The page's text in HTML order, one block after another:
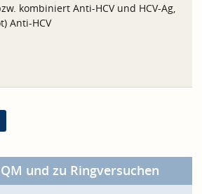
kombiniert Anti-HCV und HCV-Ag,
Anti-HCV
und zu Ringversuchen